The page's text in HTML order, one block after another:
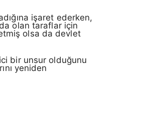
işaret ederken,
olan taraflar için
olsa da devlet
bir unsur olduğunu
yeniden